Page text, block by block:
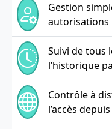
Gestion
autorisations
Suivi de tous
l’historique
Contrôle à
l’accès